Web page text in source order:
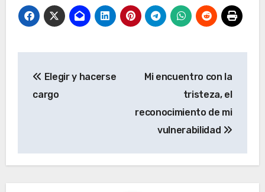
de
Elegir y hacerse
cargo
Mi encuentro con la
tristeza, el
reconocimiento de mi
vulnerabilidad